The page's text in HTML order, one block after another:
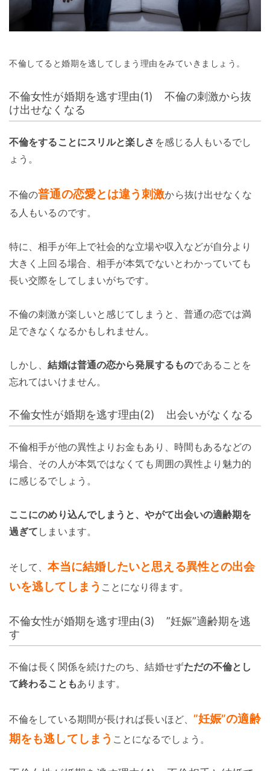
不倫してると婚期を逃してしまう理由をみていきましょう。
不倫女性が婚期を逃す理由(1) 不倫の刺激から抜
け出せなくなる
不倫をすることにスリルと楽しさ を感じる人もいるでし
ょう。
不倫の普通の恋愛とは違う刺激から抜け出せなくな
る人もいるのです。
特に、相手が年上で社会的な立場や収入などが自分より
大きく上回る場合、相手が本気でないとわかっていても
長い交際をしてしまいがちです。
不倫の刺激が楽しいと感じてしまうと、普通の恋では満
足できなくなるかもしれません。
しかし、結婚は普通の恋から発展するものであることを
忘れてはいけません。
不倫女性が婚期を逃す理由(2) 出会いがなくなる
不倫相手が他の異性よりお金もあり、時間もあるなどの
場合、その人が本気ではなくても周囲の異性より魅力的
に感じるでしょう。
ここにのめり込んでしまうと、やがて出会いの適齢期を
過ぎて しまいます。
そして、本当に結婚したいと思える異性との出会
いを逃してしまう ことになり得ます。
不倫女性が婚期を逃す理由(3) ”妊娠”適齢期を逃
す
不倫は長く関係を続けたのち、結婚せずただの不倫とし
て終わることもあります。
不倫をしている期間が長ければ長いほど、 ”妊娠”の適齢
期をも逃してしまう ことになるでしょう。